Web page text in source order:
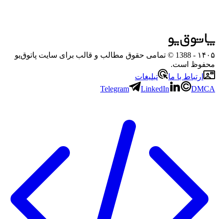
۱۴۰۵
- 1388 © تمامی حقوق مطالب و قالب برای سایت پاتوق‌یو
محفوظ است.
ارتباط با ما
تبلیغات
Telegram
LinkedIn DMCA